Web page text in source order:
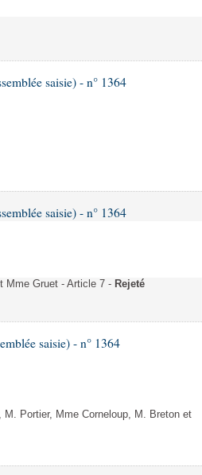
saisie) - n° 1364
saisie) - n° 1364
Mme Gruet - Article 7 - Rejeté
saisie) - n° 1364
Portier, Mme Corneloup, M. Breton et